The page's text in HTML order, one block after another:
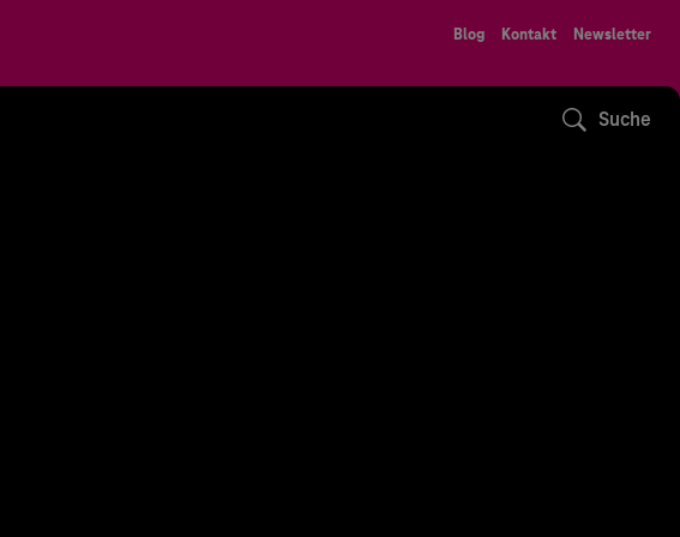
Blog Kontakt Newsletter
Suche